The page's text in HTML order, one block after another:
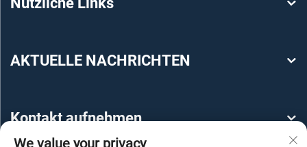
AKTUELLE NACHRICHTEN
Kontakt aufnehmen
We value your privacy